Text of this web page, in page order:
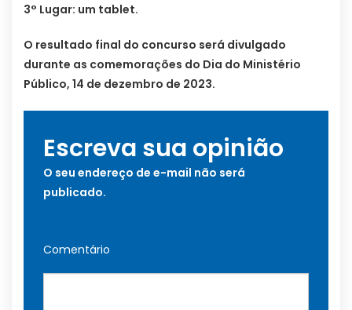
3° Lugar: um tablet.
O resultado final do concurso será divulgado
durante as comemorações do Dia do Ministério
Público, 14 de dezembro de 2023.
Escreva sua opinião
O seu endereço de e-mail não será
publicado.
Comentário